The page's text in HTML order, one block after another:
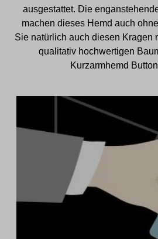
ausgestattet. Die
machen dieses Hemd auch
Sie natürlich auch diesen Kragen
qualitativ hochwertigen
Kurzarmhemd